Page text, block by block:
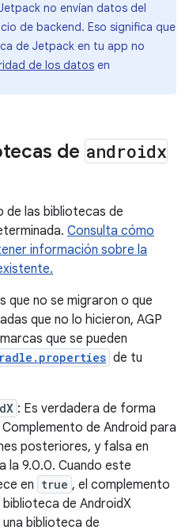
no envían datos del
de backend. Eso significa que
de Jetpack en tu app no
de los datos en
de androidx
de las bibliotecas de
Consulta cómo
información sobre la
que no se migraron o que
que no lo hicieron, AGP
que se pueden
de tu
: Es verdadera de forma
de Android para
posteriores, y falsa en
la 9.0.0. Cuando este
en true , el complemento
de AndroidX
biblioteca de